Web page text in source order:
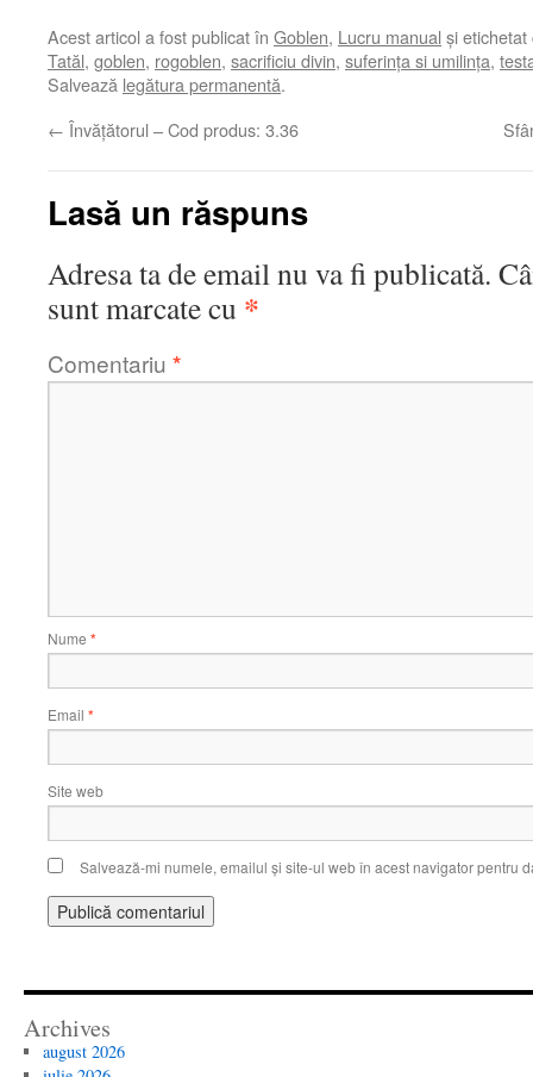
Acest articol a fost publicat în Goblen, Lucru manual și
Tatăl, goblen, rogoblen, sacrificiu divin, suferința si umilința,
Salvează legătura permanentă.
← Învățătorul – Cod produs: 3.36
Lasă un răspuns
Adresa ta de email nu va fi publicată.
sunt marcate cu *
Comentariu *
Nume *
Email *
Site web
Salvează-mi numele, emailul și site-ul web în acest navigator pentru
Archives
august 2026